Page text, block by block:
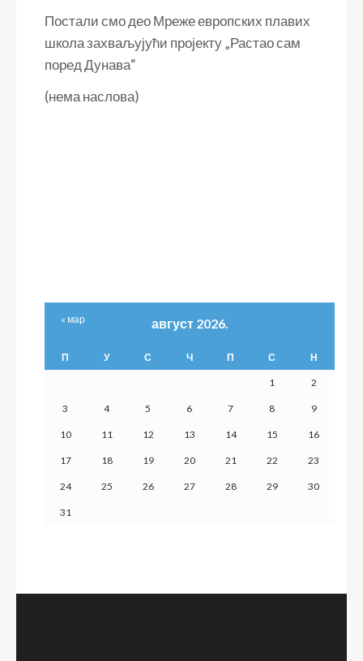
Постали смо део Мреже европских плавих
школа захваљујући пројекту „Растао сам
поред Дунава“
(нема наслова)
август 2026.
П У С Ч П С Н
1 2
3 4 5 6 7 8 9
10 11 12 13 14 15 16
17 18 19 20 21 22 23
24 25 26 27 28 29 30
31
« мар